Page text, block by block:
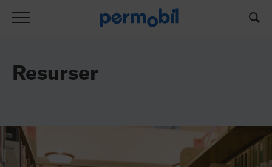
Resurser